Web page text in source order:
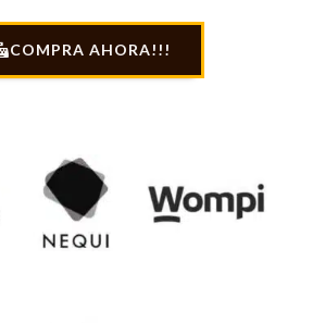
was:
COMPRA AHORA!!!